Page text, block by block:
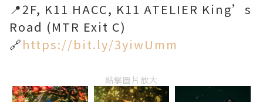
📍2F, K11 HACC, K11 ATELIER King’s
Road (MTR Exit C)
🔗https://bit.ly/3yiwUmm
點擊圖片放大